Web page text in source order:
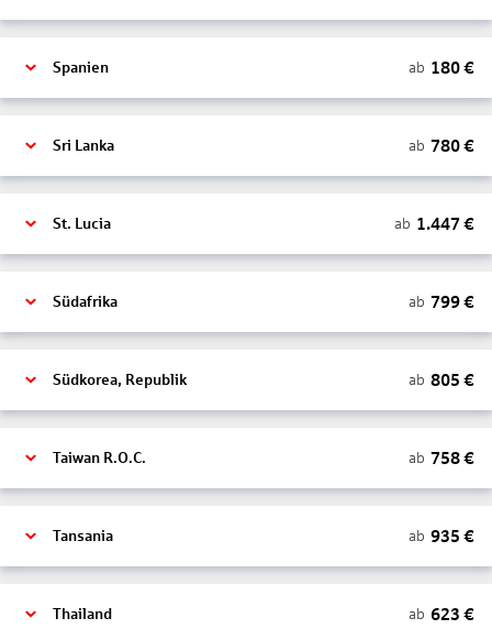
Spanien ab 180€
Sri Lanka ab 780€
St. Lucia ab 1.447 €
Südafrika ab 799€
Südkorea, Republik ab 805 €
Taiwan R.O.C. ab 758€
Tansania ab 935 €
Thailand ab 623 €